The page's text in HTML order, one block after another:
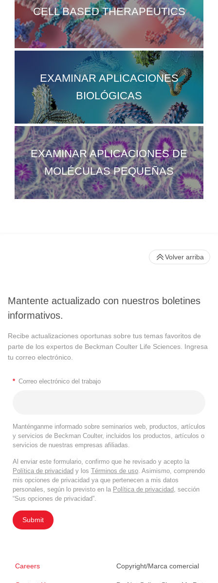
CELL BASED THERAPEUTICS
EXAMINAR APLICACIONES
BIOLÓGICAS
EXAMINAR APLICACIONES DE
MOLÉCULAS PEQUEÑAS
Mantente actualizado con nuestros boletines
informativos.
Recibe actualizaciones oportunas sobre tus temas favoritos de
parte de los expertos de Beckman Coulter Life Sciences. Ingresa
tu correo electrónico.
* Correo electrónico del trabajo
Manténganme informado sobre seminarios web, productos, artículos
y servicios de Beckman Coulter, incluidos los productos, artículos o
servicios de nuestras empresas afiliadas.
Al enviar este formulario, confirmo que he revisado y acepto la
Política de privacidad y los Términos de uso . Asimismo, comprendo
mis opciones de privacidad ya que pertenecen a mis datos
personales, según lo previsto en la Política de privacidad , sección
“Sus opciones de privacidad”.
Submit
Careers Copyright/Marca comercial
Volver arriba